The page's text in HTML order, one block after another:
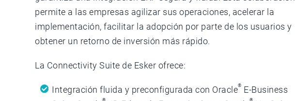
permite a las empresas agilizar sus operaciones, acelerar la
implementación, facilitar la adopción por parte de los usuarios y
obtener un retorno de inversión más rápido.
La Connectivity Suite de Esker ofrece:
Integración fluida y preconfigurada con Oracle® E-Business
® ®